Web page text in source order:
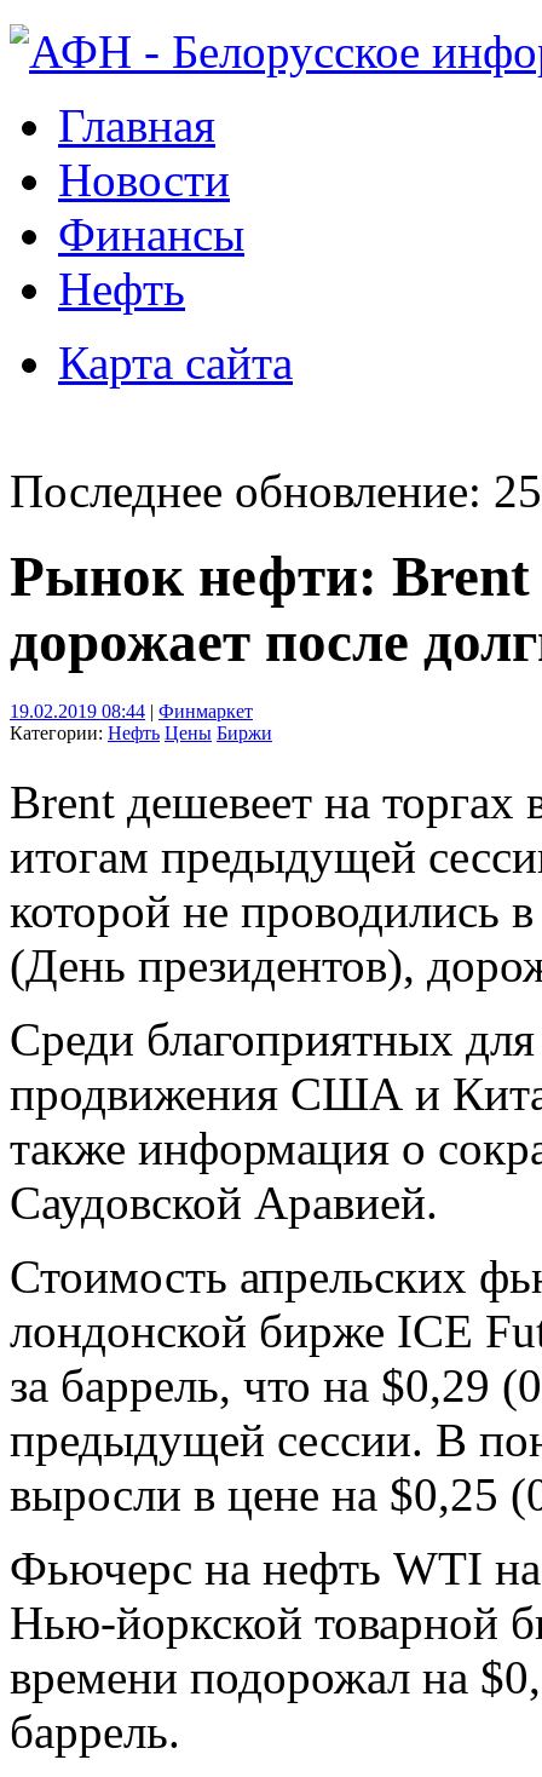
Главная
Новости
Финансы
Нефть
Карта сайта
Последнее обновление:
Рынок нефти: Brent
дорожает после
19.02.2019 08:44 | Финмаркет
Категории: Нефть Цены Биржи
Brent дешевеет на торгах
итогам предыдущей
которой не проводились
(День президентов),
Среди благоприятных
продвижения США и
также информация о
Саудовской Аравией.
Стоимость апрельских
лондонской бирже ICE
за баррель, что на $0,29
предыдущей сессии. В
выросли в цене на $0,25
Фьючерс на нефть WTI
Нью-йоркской товарной
времени подорожал на
баррель.